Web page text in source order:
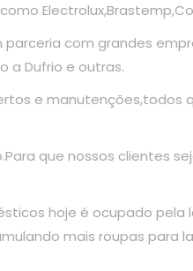
com grandes
a Dufrio e outras.
e manutenções,todos
que nossos clientes
hoje é ocupado pela
mais roupas para